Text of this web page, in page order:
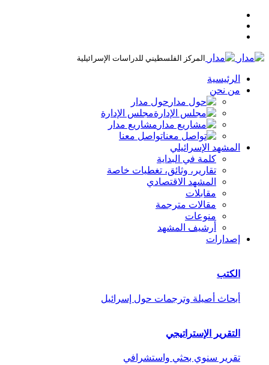
المركز الفلسطيني للدراسات الإسرائيلية
الرئيسية
من نحن
حول مدار
مجلس الإدارة
مشاريع مدار
تواصل معنا
المشهد الإسرائيلي
كلمة في البداية
تقارير، وثائق، تغطيات خاصة
المشهد الاقتصادي
مقابلات
مقالات مترجمة
منوعات
أرشيف المشهد
إصدارات
الكتب
أبحاث أصيلة وترجمات حول إسرائيل
التقرير الإستراتيجي
تقرير سنوي بحثي واستشرافي